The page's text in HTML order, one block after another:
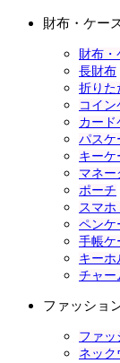
財布・ケー
財布・
長財布
折りた
コイン
カード
パスケ
キーケ
マネー
ポーチ
スマホ
ペンケ
手帳ケ
キーホ
チャー
ファッショ
ファッ
ネック